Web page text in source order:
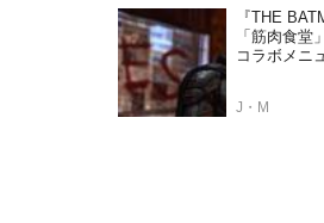
『THE
「筋肉食堂
コラボメニ
J・M